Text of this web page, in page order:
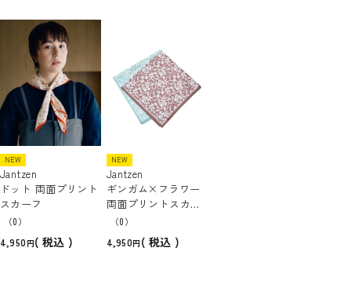
NEW
Jantzen
ドット 両面プリント
スカーフ
（0）
4,950 税込
NEW
Jantzen
ギンガム×フラワー
両面プリントスカー
フ（0）
4,950 税込